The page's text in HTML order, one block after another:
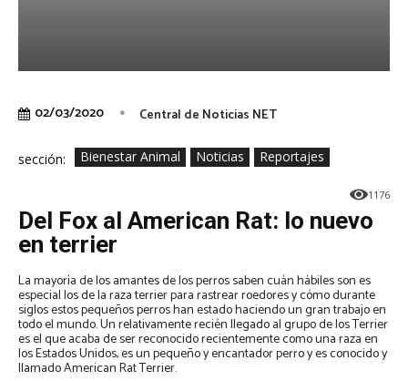
02/03/2020 Central de Noticias NET
sección: Bienestar Animal Noticias Reportajes
1176
Del Fox al American Rat: lo nuevo
en terrier
La mayoría de los amantes de los perros saben cuán hábiles son es
especial los de la raza terrier para rastrear roedores y cómo durante
siglos estos pequeños perros han estado haciendo un gran trabajo en
todo el mundo. Un relativamente recién llegado al grupo de los Terrier
es el que acaba de ser reconocido recientemente como una raza en
los Estados Unidos, es un pequeño y encantador perro y es conocido y
llamado American Rat Terrier.